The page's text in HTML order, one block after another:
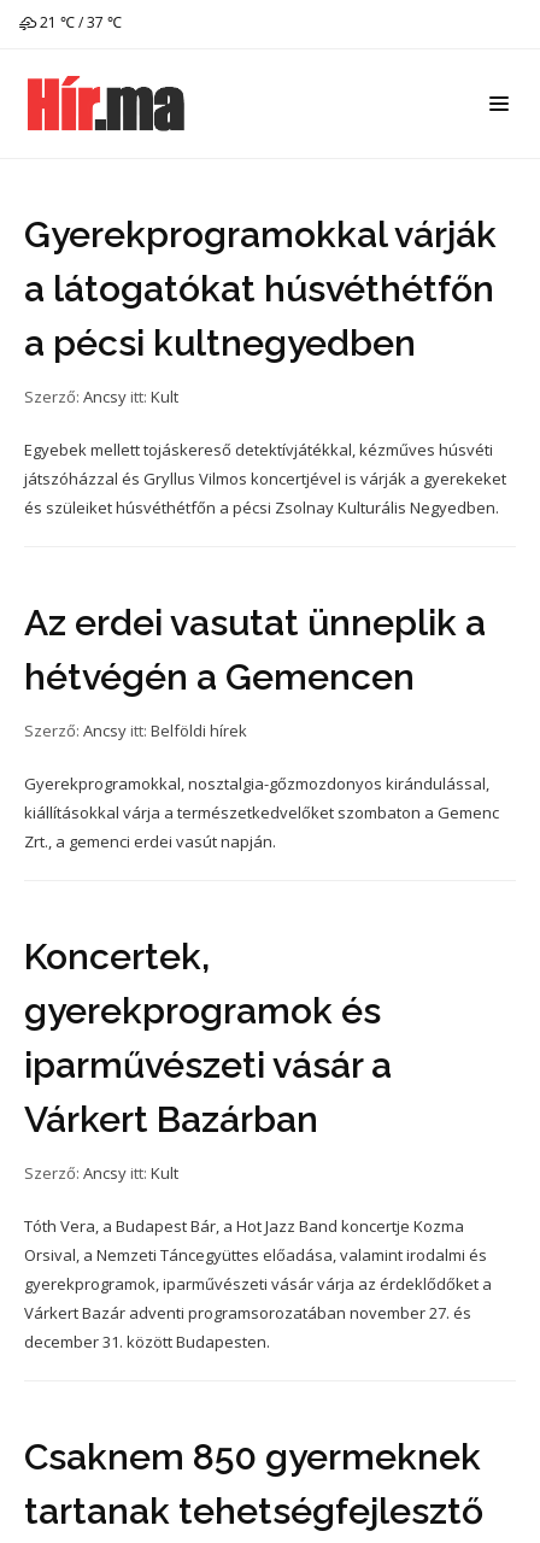
21 ℃ / 37 ℃
Gyerekprogramokkal várják
a látogatókat húsvéthétfőn
a pécsi kultnegyedben
Szerző: Ancsy itt: Kult
Egyebek mellett tojáskereső detektívjátékkal, kézműves húsvéti
játszóházzal és Gryllus Vilmos koncertjével is várják a gyerekeket
és szüleiket húsvéthétfőn a pécsi Zsolnay Kulturális Negyedben.
Az erdei vasutat ünneplik a
hétvégén a Gemencen
Szerző: Ancsy itt: Belföldi hírek
Gyerekprogramokkal, nosztalgia-gőzmozdonyos kirándulással,
kiállításokkal várja a természetkedvelőket szombaton a Gemenc
Zrt., a gemenci erdei vasút napján.
Koncertek,
gyerekprogramok és
iparművészeti vásár a
Várkert Bazárban
Szerző: Ancsy itt: Kult
Tóth Vera, a Budapest Bár, a Hot Jazz Band koncertje Kozma
Orsival, a Nemzeti Táncegyüttes előadása, valamint irodalmi és
gyerekprogramok, iparművészeti vásár várja az érdeklődőket a
Várkert Bazár adventi programsorozatában november 27. és
december 31. között Budapesten.
Csaknem 850 gyermeknek
tartanak tehetségfejlesztő